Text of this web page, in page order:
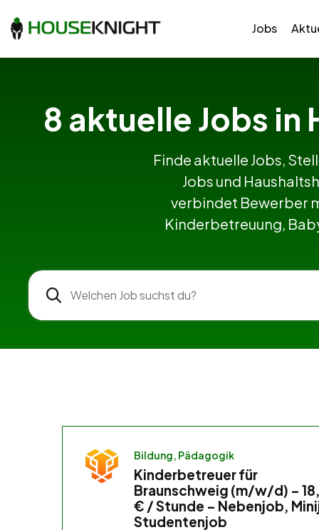
Jobs
8 aktuelle Jobs
Finde aktuelle Jobs,
Jobs und
verbindet Bewerber
Kinderbetreuung,
Bildung, Pädagogik
Kinderbetreuer für
Braunschweig (m/w/d) –
€ / Stunde – Nebenjob,
Studentenjob